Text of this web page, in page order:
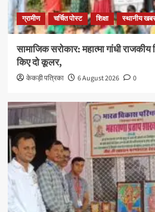
ग्रामीण चर्चित पोस्ट शिक्षा स्थानीय खबर
सामाजिक सरोकार: महात्मा गांधी राजकीय
किए दो कूलर,
केकड़ी पत्रिका 6 August 2026 0